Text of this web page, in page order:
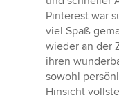
Pinterest war
viel Spaß
wieder an der
ihren
sowohl
Hinsicht